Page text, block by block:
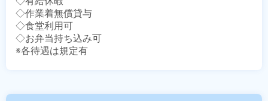
◇作業着無償貸与
◇食堂利用可
◇お弁当持ち込み可
※各待遇は規定有